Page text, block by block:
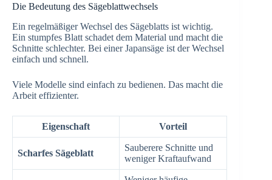
Die Bedeutung des Sägeblattwechsels
Ein regelmäßiger Wechsel des Sägeblatts ist wichtig.
Ein stumpfes Blatt schadet dem Material und macht die
Schnitte schlechter. Bei einer Japansäge ist der Wechsel
einfach und schnell.
Viele Modelle sind einfach zu bedienen. Das macht die
Arbeit effizienter.
Eigenschaft Vorteil
Scharfes Sägeblatt
Sauberere Schnitte und
weniger Kraftaufwand